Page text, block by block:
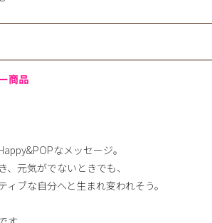
商品
なメッセージ。
元気がでないときでも、
ブな自分へと生まれ変われそう。